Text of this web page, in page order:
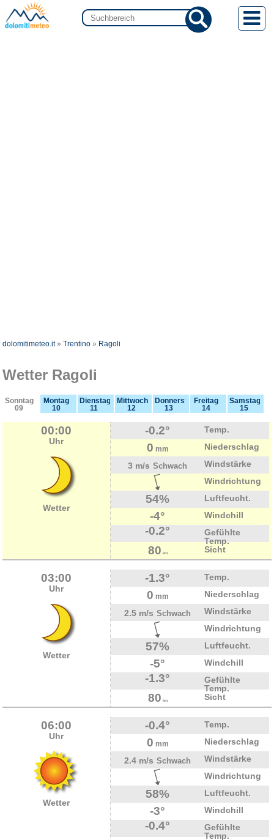
dolomitimeteo.it»Trentino » Ragoli
Wetter Ragoli
Sonntag
09
Montag
10
Dienstag
11
Mittwoch
12
Donnerstag
13
Freitag
14
Samstag
15
00:00
Uhr
Wetter
-0.2° Temp.
0 mm
Niederschlag
3 m/s Schwach
Windstärke
Windrichtung
54% Luftfeucht.
-4° Windchill
-0.2°
Gefühlte
Temp.
80 km Sicht
03:00
Uhr
Wetter
-1.3° Temp.
0 mm
Niederschlag
2.5 m/s Schwach
Windstärke
Windrichtung
57% Luftfeucht.
-5° Windchill
-1.3°
Gefühlte
Temp.
80 km Sicht
06:00
Uhr
Wetter
-0.4° Temp.
0 mm
Niederschlag
2.4 m/s Schwach
Windstärke
Windrichtung
58% Luftfeucht.
-3° Windchill
-0.4°
Gefühlte
Temp.